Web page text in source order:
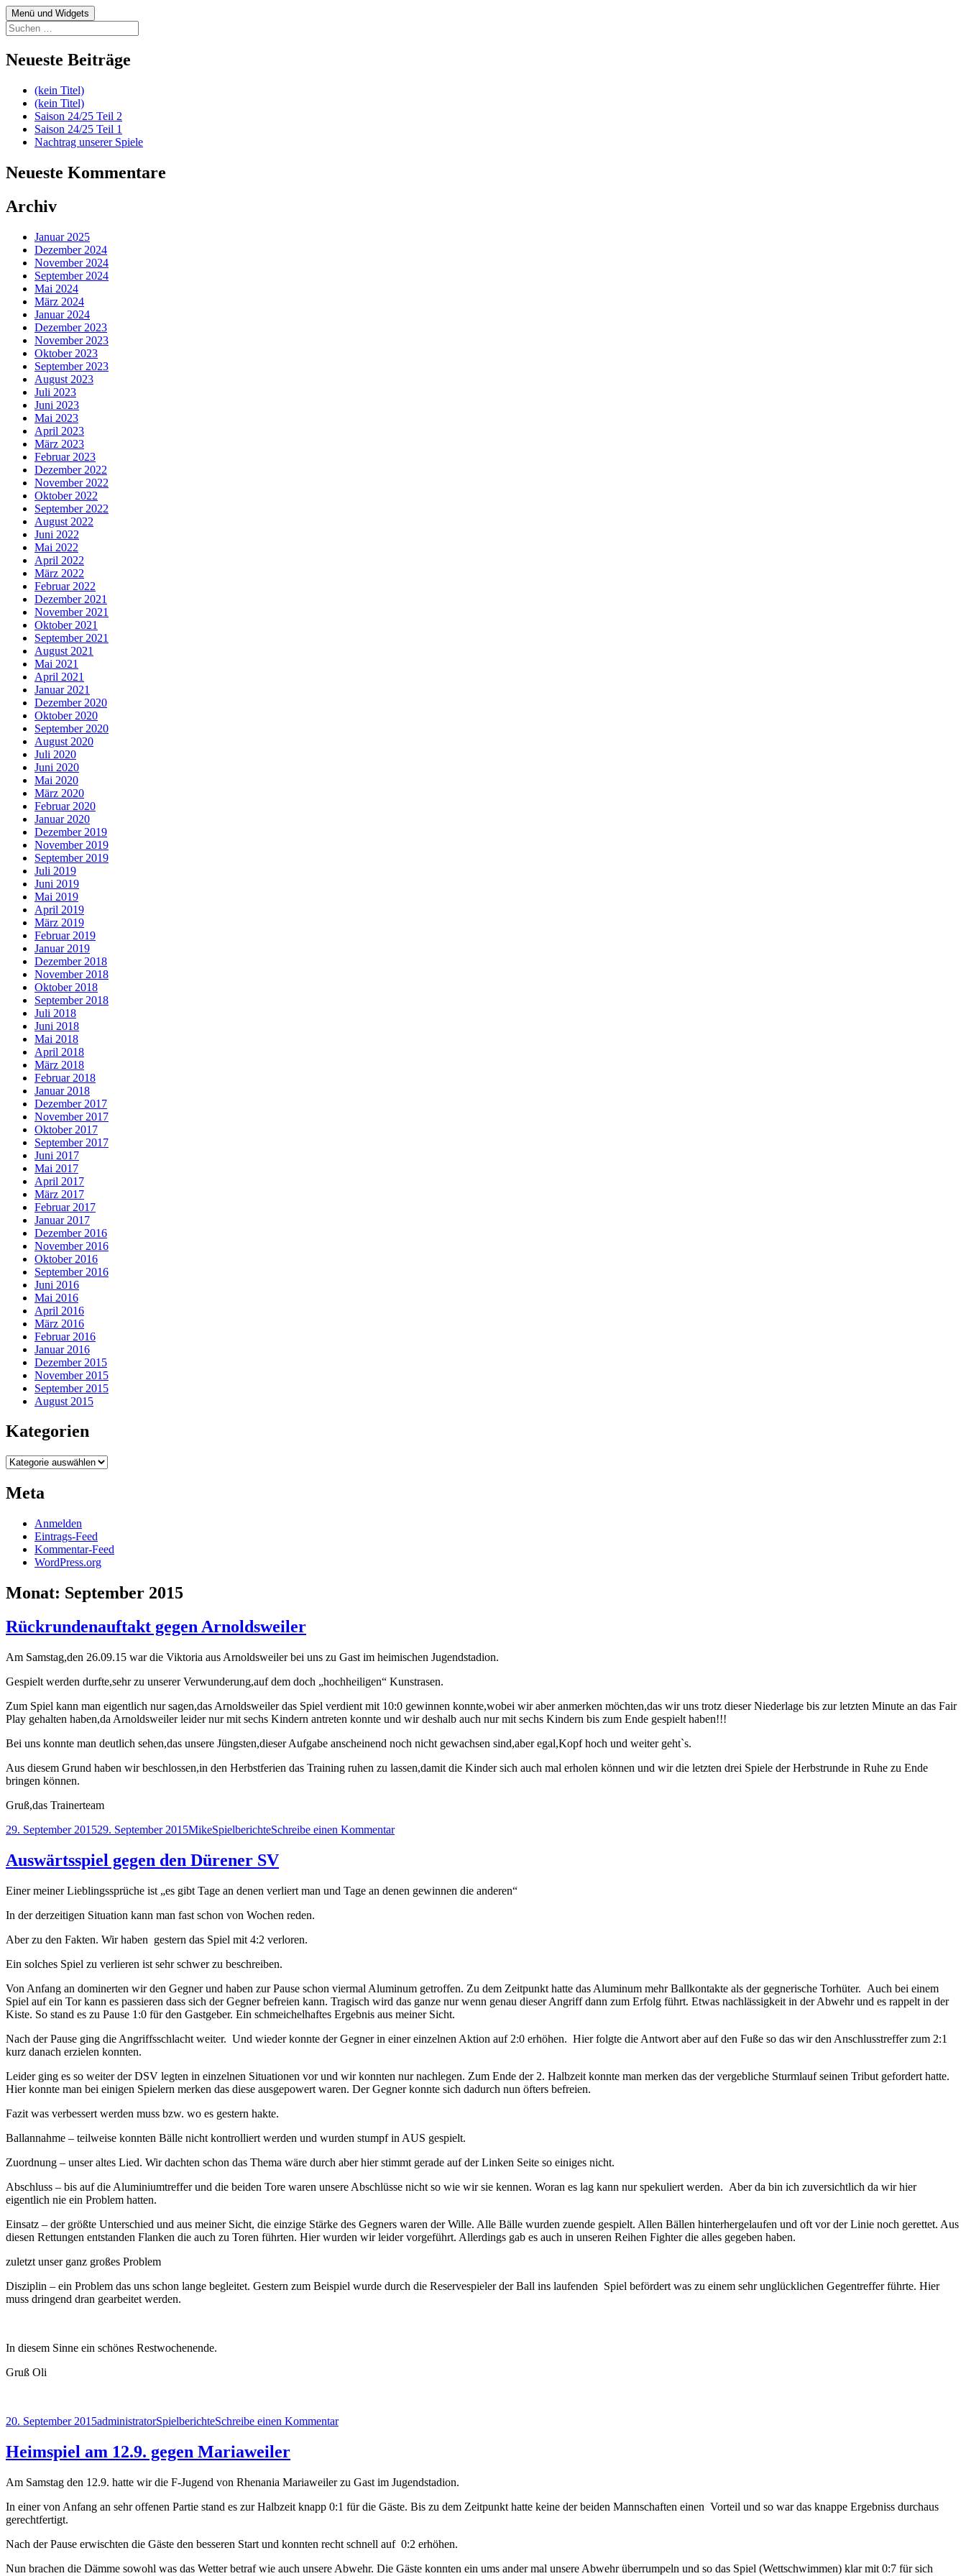
Zum
Inhalt
springen
fussball.nenitschka.de
News Blog der F-Jugend
Menü und Widgets
Suchen
nach:
Neueste Beiträge
(kein Titel)
(kein Titel)
Saison 24/25 Teil 2
Saison 24/25 Teil 1
Nachtrag unserer Spiele
Neueste Kommentare
Archiv
Januar 2025
Dezember 2024
November 2024
September 2024
Mai 2024
März 2024
Januar 2024
Dezember 2023
November 2023
Oktober 2023
September 2023
August 2023
Juli 2023
Juni 2023
Mai 2023
April 2023
März 2023
Februar 2023
Dezember 2022
November 2022
Oktober 2022
September 2022
August 2022
Juni 2022
Mai 2022
April 2022
März 2022
Februar 2022
Dezember 2021
November 2021
Oktober 2021
September 2021
August 2021
Mai 2021
April 2021
Januar 2021
Dezember 2020
Oktober 2020
September 2020
August 2020
Juli 2020
Juni 2020
Mai 2020
März 2020
Februar 2020
Januar 2020
Dezember 2019
November 2019
September 2019
Juli 2019
Juni 2019
Mai 2019
April 2019
März 2019
Februar 2019
Januar 2019
Dezember 2018
November 2018
Oktober 2018
September 2018
Juli 2018
Juni 2018
Mai 2018
April 2018
März 2018
Februar 2018
Januar 2018
Dezember 2017
November 2017
Oktober 2017
September 2017
Juni 2017
Mai 2017
April 2017
März 2017
Februar 2017
Januar 2017
Dezember 2016
November 2016
Oktober 2016
September 2016
Juni 2016
Mai 2016
April 2016
März 2016
Februar 2016
Januar 2016
Dezember 2015
November 2015
September 2015
August 2015
Kategorien
Kategorien
Meta
Anmelden
Eintrags-Feed
Kommentar-Feed
WordPress.org
Monat: September 2015
Rückrundenauftakt gegen Arnoldsweiler
Am Samstag,den 26.09.15 war die Viktoria aus Arnoldsweiler bei uns zu Gast im heimischen Jugendstadion.
Gespielt werden durfte,sehr zu unserer Verwunderung,auf dem doch „hochheiligen“ Kunstrasen.
Zum Spiel kann man eigentlich nur sagen,das Arnoldsweiler das Spiel verdient mit 10:0 gewinnen konnte,wobei wir aber anmerken möchten,das wir uns trotz dieser Niederlage bis zur letzten Minute an das Fair
Play gehalten haben,da Arnoldsweiler leider nur mit sechs Kindern antreten konnte und wir deshalb auch nur mit sechs Kindern bis zum Ende gespielt haben!!!
Bei uns konnte man deutlich sehen,das unsere Jüngsten,dieser Aufgabe anscheinend noch nicht gewachsen sind,aber egal,Kopf hoch und weiter geht`s.
Aus diesem Grund haben wir beschlossen,in den Herbstferien das Training ruhen zu lassen,damit die Kinder sich auch mal erholen können und wir die letzten drei Spiele der Herbstrunde in Ruhe zu Ende
bringen können.
Gruß,das Trainerteam
Veröffentlicht
29. September 201529. September 2015Autor
MikeKategorien
SpielberichteSchreibe einen Kommentarzu
Auswärtsspiel gegen den Dürener SV
Einer meiner Lieblingssprüche ist „es gibt Tage an denen verliert man und Tage an denen gewinnen die anderen“
In der derzeitigen Situation kann man fast schon von Wochen reden.
Aber zu den Fakten. Wir haben gestern das Spiel mit 4:2 verloren.
Ein solches Spiel zu verlieren ist sehr schwer zu beschreiben.
Von Anfang an dominerten wir den Gegner und haben zur Pause schon viermal Aluminum getroffen. Zu dem Zeitpunkt hatte das Aluminum mehr Ballkontakte als der gegnerische Torhüter. Auch bei einem
Spiel auf ein Tor kann es passieren dass sich der Gegner befreien kann. Tragisch wird das ganze nur wenn genau dieser Angriff dann zum Erfolg führt. Etwas nachlässigkeit in der Abwehr und es rappelt in der
Kiste. So stand es zu Pause 1:0 für den Gastgeber. Ein schmeichelhaftes Ergebnis aus meiner Sicht.
Nach der Pause ging die Angriffsschlacht weiter. Und wieder konnte der Gegner in einer einzelnen Aktion auf 2:0 erhöhen. Hier folgte die Antwort aber auf den Fuße so das wir den Anschlusstreffer zum 2:1
kurz danach erzielen konnten.
Leider ging es so weiter der DSV legten in einzelnen Situationen vor und wir konnten nur nachlegen. Zum Ende der 2. Halbzeit konnte man merken das der vergebliche Sturmlauf seinen Tribut gefordert hatte.
Hier konnte man bei einigen Spielern merken das diese ausgepowert waren. Der Gegner konnte sich dadurch nun öfters befreien.
Fazit was verbessert werden muss bzw. wo es gestern hakte.
Ballannahme – teilweise konnten Bälle nicht kontrolliert werden und wurden stumpf in AUS gespielt.
Zuordnung – unser altes Lied. Wir dachten schon das Thema wäre durch aber hier stimmt gerade auf der Linken Seite so einiges nicht.
Abschluss – bis auf die Aluminiumtreffer und die beiden Tore waren unsere Abschlüsse nicht so wie wir sie kennen. Woran es lag kann nur spekuliert werden. Aber da bin ich zuversichtlich da wir hier
eigentlich nie ein Problem hatten.
Einsatz – der größte Unterschied und aus meiner Sicht, die einzige Stärke des Gegners waren der Wille. Alle Bälle wurden zuende gespielt. Allen Bällen hinterhergelaufen und oft vor der Linie noch gerettet. Aus
diesen Rettungen entstanden Flanken die auch zu Toren führten. Hier wurden wir leider vorgeführt. Allerdings gab es auch in unseren Reihen Fighter die alles gegeben haben.
zuletzt unser ganz großes Problem
Disziplin – ein Problem das uns schon lange begleitet. Gestern zum Beispiel wurde durch die Reservespieler der Ball ins laufenden Spiel befördert was zu einem sehr unglücklichen Gegentreffer führte. Hier
muss dringend dran gearbeitet werden.
In diesem Sinne ein schönes Restwochenende.
Gruß Oli
Veröffentlicht
20. September 2015Autor
administratorKategorien
SpielberichteSchreibe einen Kommentarzu
SV
Heimspiel am 12.9. gegen Mariaweiler
Am Samstag den 12.9. hatte wir die F-Jugend von Rhenania Mariaweiler zu Gast im Jugendstadion.
In einer von Anfang an sehr offenen Partie stand es zur Halbzeit knapp 0:1 für die Gäste. Bis zu dem Zeitpunkt hatte keine der beiden Mannschaften einen Vorteil und so war das knappe Ergebniss durchaus
gerechtfertigt.
Nach der Pause erwischten die Gäste den besseren Start und konnten recht schnell auf 0:2 erhöhen.
Nun brachen die Dämme sowohl was das Wetter betraf wie auch unsere Abwehr. Die Gäste konnten ein ums ander mal unsere Abwehr überrumpeln und so das Spiel (Wettschwimmen) klar mit 0:7 für sich